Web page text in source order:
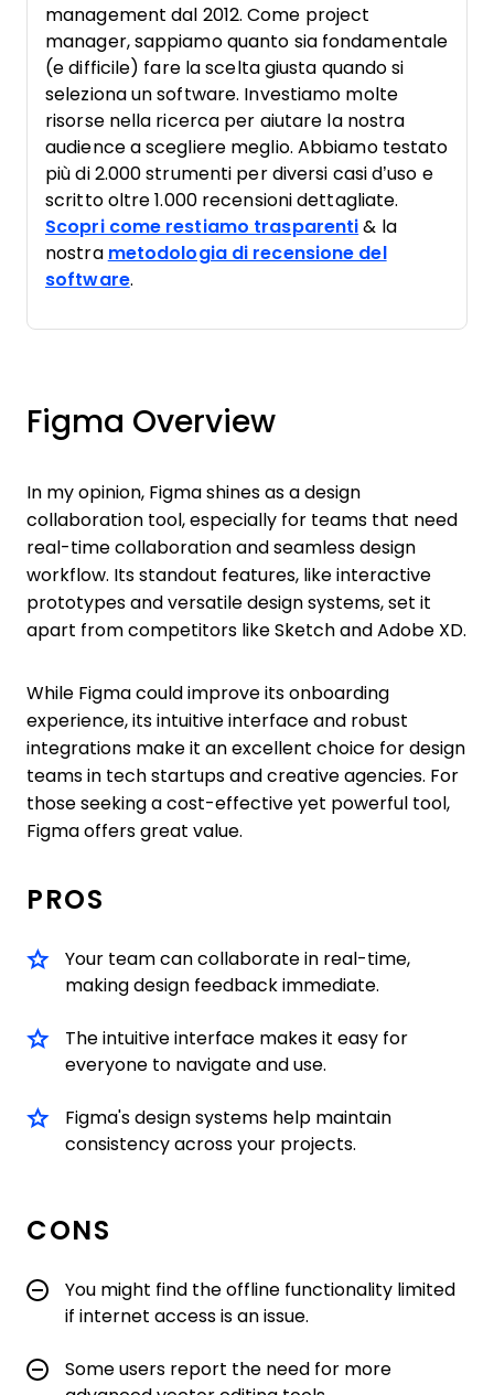
management dal 2012. Come project
manager, sappiamo quanto sia fondamentale
(e difficile) fare la scelta giusta quando si
seleziona un software. Investiamo molte
risorse nella ricerca per aiutare la nostra
audience a scegliere meglio. Abbiamo testato
più di 2.000 strumenti per diversi casi d’uso e
scritto oltre 1.000 recensioni dettagliate.
Scopri come restiamo trasparenti & la
nostra metodologia di recensione del
software.
Figma Overview
In my opinion, Figma shines as a design
collaboration tool, especially for teams that need
real-time collaboration and seamless design
workflow. Its standout features, like interactive
prototypes and versatile design systems, set it
apart from competitors like Sketch and Adobe XD.
While Figma could improve its onboarding
experience, its intuitive interface and robust
integrations make it an excellent choice for design
teams in tech startups and creative agencies. For
those seeking a cost-effective yet powerful tool,
Figma offers great value.
PROS
Your team can collaborate in real-time,
making design feedback immediate.
The intuitive interface makes it easy for
everyone to navigate and use.
Figma's design systems help maintain
consistency across your projects.
CONS
You might find the offline functionality limited
if internet access is an issue.
Some users report the need for more